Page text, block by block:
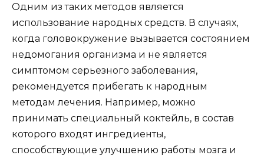
Одним из таких методов является
использование народных средств. В случаях,
когда головокружение вызывается состоянием
недомогания организма и не является
симптомом серьезного заболевания,
рекомендуется прибегать к народным
методам лечения. Например, можно
принимать специальный коктейль, в состав
которого входят ингредиенты,
способствующие улучшению работы мозга и